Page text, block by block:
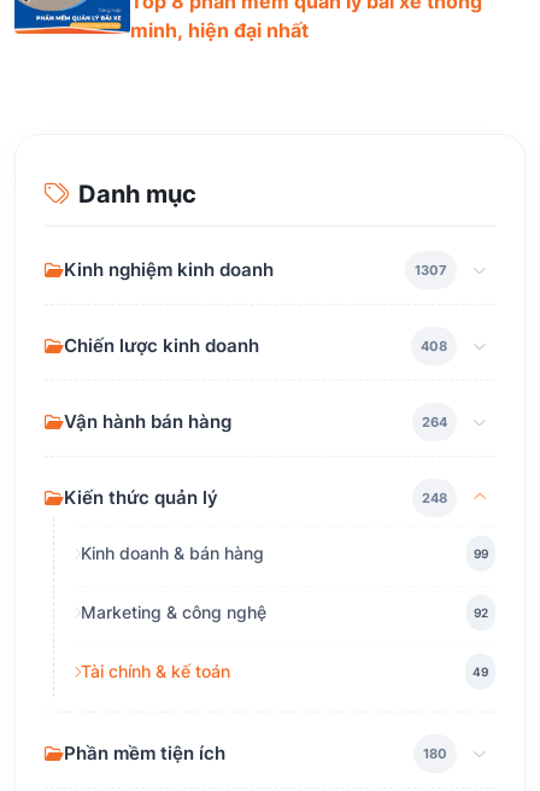
minh, hiện đại nhất
Danh mục
Kinh nghiệm kinh doanh 1307
Chiến lược kinh doanh 408
Vận hành bán hàng 264
Kiến thức quản lý 248
Kinh doanh & bán hàng 99
Marketing & công nghệ 92
Tài chính & kế toán 49
Phần mềm tiện ích 180